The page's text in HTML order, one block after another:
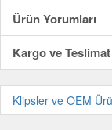
Ürün Yorumları
Kargo ve Teslimat
Klipsler ve OEM